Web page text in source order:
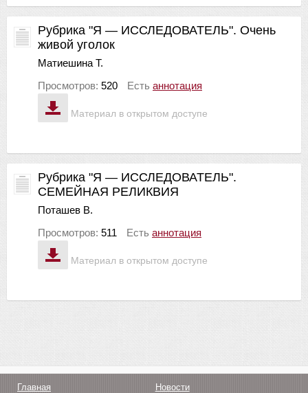
Материал в открытом доступе
Рубрика "Я — ИССЛЕДОВАТЕЛЬ". Очень
живой уголок
Матиешина Т.
Просмотров: 520 Есть аннотация
Материал в открытом доступе
Рубрика "Я — ИССЛЕДОВАТЕЛЬ".
СЕМЕЙНАЯ РЕЛИКВИЯ
Поташев В.
Просмотров: 511 Есть аннотация
Главная Новости